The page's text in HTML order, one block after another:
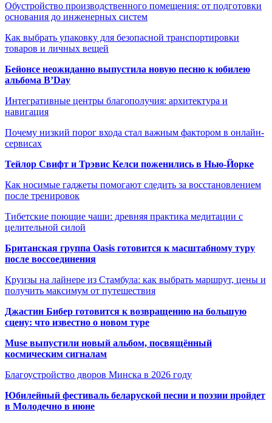
Обустройство производственного помещения: от подготовки
основания до инженерных систем
Как выбрать упаковку для безопасной транспортировки
товаров и личных вещей
Бейонсе неожиданно выпустила новую песню к юбилею
альбома B’Day
Интегративные центры благополучия: архитектура и
навигация
Почему низкий порог входа стал важным фактором в онлайн-
сервисах
Тейлор Свифт и Трэвис Келси поженились в Нью-Йорке
Как носимые гаджеты помогают следить за восстановлением
после тренировок
Тибетские поющие чаши: древняя практика медитации с
целительной силой
Британская группа Oasis готовится к масштабному туру
после воссоединения
Круизы на лайнере из Стамбула: как выбрать маршрут, цены и
получить максимум от путешествия
Джастин Бибер готовится к возвращению на большую
сцену: что известно о новом туре
Muse выпустили новый альбом, посвящённый
космическим сигналам
Благоустройство дворов Минска в 2026 году
Юбилейный фестиваль беларуской песни и поэзии пройдет
в Молодечно в июне